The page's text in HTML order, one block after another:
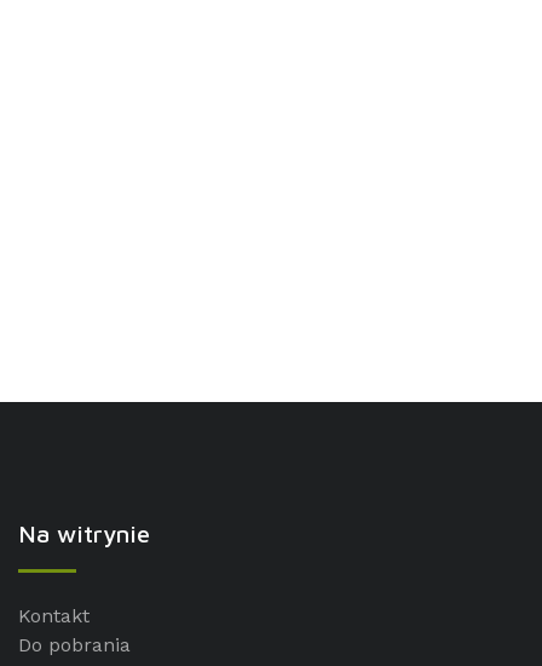
Na witrynie
Kontakt
Do pobrania